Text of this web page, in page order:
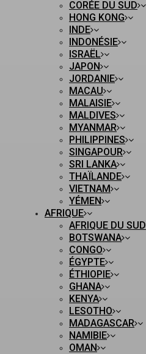
CORÉE DU SUD
HONG KONG
INDE
INDONÉSIE
ISRAËL
JAPON
JORDANIE
MACAU
MALAISIE
MALDIVES
MYANMAR
PHILIPPINES
SINGAPOUR
SRI LANKA
THAÏLANDE
VIETNAM
YÉMEN
AFRIQUE
AFRIQUE DU SUD
BOTSWANA
CONGO
ÉGYPTE
ÉTHIOPIE
GHANA
KENYA
LESOTHO
MADAGASCAR
NAMIBIE
OMAN